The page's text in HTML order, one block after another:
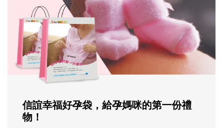
信誼幸福好孕袋，給孕媽咪的第一份禮
物！